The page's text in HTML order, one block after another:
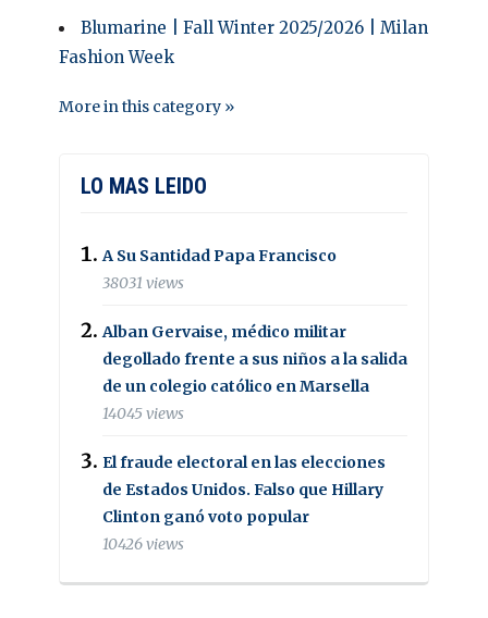
Blumarine | Fall Winter 2025/2026 | Milan
Fashion Week
More in this category »
LO MAS LEIDO
A Su Santidad Papa Francisco
38031 views
Alban Gervaise, médico militar
degollado frente a sus niños a la salida
de un colegio católico en Marsella
14045 views
El fraude electoral en las elecciones
de Estados Unidos. Falso que Hillary
Clinton ganó voto popular
10426 views